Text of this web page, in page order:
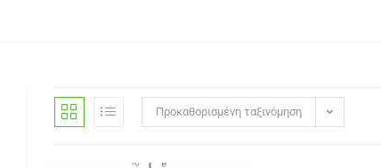
Προκαθορισμένη ταξινόμηση